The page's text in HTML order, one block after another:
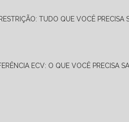
TUDO QUE VOCÊ PRECISA
ECV: O QUE VOCÊ PRECISA